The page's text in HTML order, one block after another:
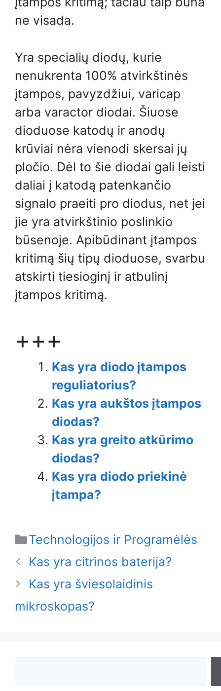
ne visada.
Yra specialių diodų, kurie
nenukrenta 100% atvirkštinės
įtampos, pavyzdžiui, varicap
arba varactor diodai. Šiuose
dioduose katodų ir anodų
krūviai nėra vienodi skersai jų
pločio. Dėl to šie diodai gali leisti
daliai į katodą patenkančio
signalo praeiti pro diodus, net jei
jie yra atvirkštinio poslinkio
būsenoje. Apibūdinant įtampos
kritimą šių tipų dioduose, svarbu
atskirti tiesioginį ir atbulinį
įtampos kritimą.
+++
Kas yra diodo įtampos
reguliatorius?
Kas yra aukštos įtampos
diodas?
Kas yra greito atkūrimo
diodas?
Kas yra diodo priekinė
įtampa?
Categories
Technologijos ir Programėlės
Kas yra citrinos baterija?
Kas yra šviesolaidinis
mikroskopas?